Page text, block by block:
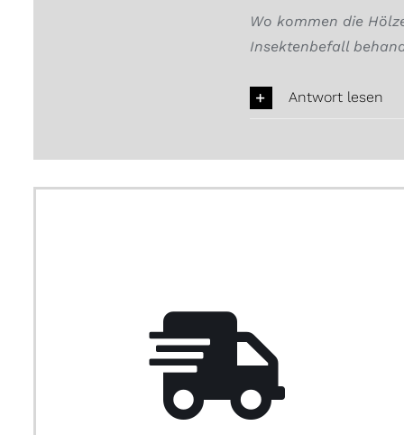
Wo kommen die
Insektenbefall
Antwort lesen